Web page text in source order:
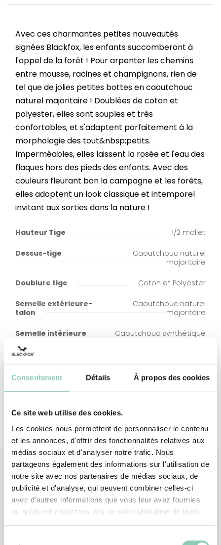
Consentement Détails À propos des cookies
Ce site web utilise des cookies.
Les cookies nous permettent de personnaliser le contenu
et les annonces, d'offrir des fonctionnalités relatives aux
médias sociaux et d'analyser notre trafic. Nous
partageons également des informations sur l'utilisation de
notre site avec nos partenaires de médias sociaux, de
publicité et d'analyse, qui peuvent combiner celles-ci
avec d'autres informations que vous leur avez fournies
ou qu'ils ont collectées lors de votre utilisation de leurs
Avec ces charmantes petites nouveautés
signées Blackfox, les enfants succomberont à
l'appel de la forêt ! Pour arpenter les chemins
entre mousse, racines et champignons, rien de
tel que de jolies petites bottes en caoutchouc
naturel majoritaire ! Doublées de coton et
polyester, elles sont souples et très
confortables, et s'adaptent parfaitement à la
morphologie des tout&nbsp;petits.
Imperméables, elles laissent la rosée et l'eau des
flaques hors des pieds des enfants. Avec des
couleurs fleurant bon la campagne et les forêts,
elles adoptent un look classique et intemporel
invitant aux sorties dans la nature !
Hauteur Tige 1/2 mollet
Dessus-tige
Caoutchouc naturel
majoritaire
Doublure tige Coton et Polyester
Semelle extérieure-
talon
Caoutchouc naturel
majoritaire
Semelle intérieure
Caoutchouc synthétique
Doublure semelle
Coton et Polyester
Produits associés